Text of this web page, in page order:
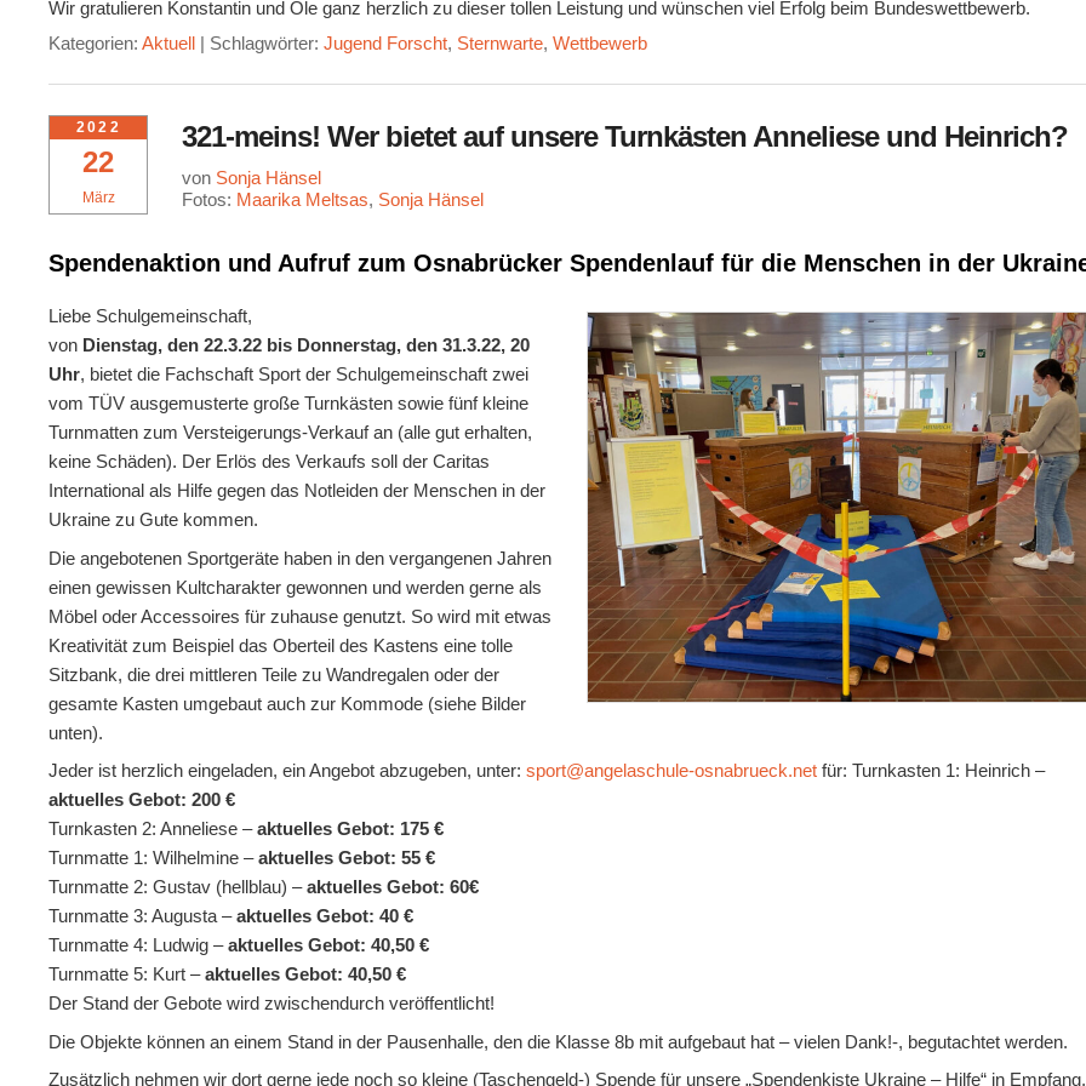
Wir gratulieren Konstantin und Ole ganz herzlich zu dieser tollen Leistung und wünschen viel Erfolg beim Bundeswettbewerb.
Kategorien: Aktuell | Schlagwörter: Jugend Forscht, Sternwarte,Wettbewerb
22
März
2022 321-meins! Wer bietet auf unsere Turnkästen Anneliese und Heinrich?
von Sonja Hänsel
Fotos: Maarika Meltsas, Sonja Hänsel
Spendenaktion und Aufruf zum Osnabrücker Spendenlauf für die Menschen in der
Liebe Schulgemeinschaft,
von Dienstag, den 22.3.22 bis Donnerstag, den 31.3.22, 20
Uhr, bietet die Fachschaft Sport der Schulgemeinschaft zwei
vom TÜV ausgemusterte große Turnkästen sowie fünf kleine
Turnmatten zum Versteigerungs-Verkauf an (alle gut erhalten,
keine Schäden). Der Erlös des Verkaufs soll der Caritas
International als Hilfe gegen das Notleiden der Menschen in der
Ukraine zu Gute kommen.
Die angebotenen Sportgeräte haben in den vergangenen Jahren
einen gewissen Kultcharakter gewonnen und werden gerne als
Möbel oder Accessoires für zuhause genutzt. So wird mit etwas
Kreativität zum Beispiel das Oberteil des Kastens eine tolle
Sitzbank, die drei mittleren Teile zu Wandregalen oder der
gesamte Kasten umgebaut auch zur Kommode (siehe Bilder
unten).
Jeder ist herzlich eingeladen, ein Angebot abzugeben, unter:sport@angelaschule-osnabrueck.net für: Turnkasten 1: Heinrich –
aktuelles Gebot: 200 €
Turnkasten 2: Anneliese –aktuelles Gebot: 175 €
Turnmatte 1: Wilhelmine –aktuelles Gebot: 55 €
Turnmatte 2: Gustav (hellblau) –aktuelles Gebot: 60€
Turnmatte 3: Augusta –aktuelles Gebot: 40 €
Turnmatte 4: Ludwig –aktuelles Gebot: 40,50 €
Turnmatte 5: Kurt –aktuelles Gebot: 40,50 €
Der Stand der Gebote wird zwischendurch veröffentlicht!
Die Objekte können an einem Stand in der Pausenhalle, den die Klasse 8b mit aufgebaut hat – vielen Dank!-, begutachtet werden.
Zusätzlich nehmen wir dort gerne jede noch so kleine (Taschengeld-) Spende für unsere „Spendenkiste Ukraine – Hilfe“ in Empfang,